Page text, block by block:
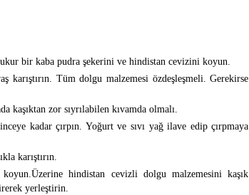
bir kaba pudra şekerini ve hindistan cevizini koyun.
karıştırın. Tüm dolgu malzemesi özdeşleşmeli. Gerekirse
kaşıktan zor sıyrılabilen kıvamda olmalı.
kadar çırpın. Yoğurt ve sıvı yağ ilave edip çırpmaya
karıştırın.
hindistan cevizli dolgu malzemesini kaşık
yerleştirin.